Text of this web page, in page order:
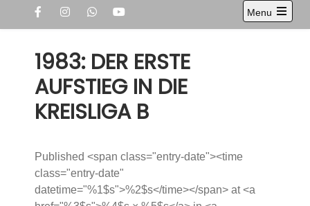
Menu
Open
1983: DER ERSTE
AUFSTIEG IN DIE
KREISLIGA B
Published <span class="entry-date"><time
class="entry-date"
datetime="%1$s">%2$s</time></span> at <a